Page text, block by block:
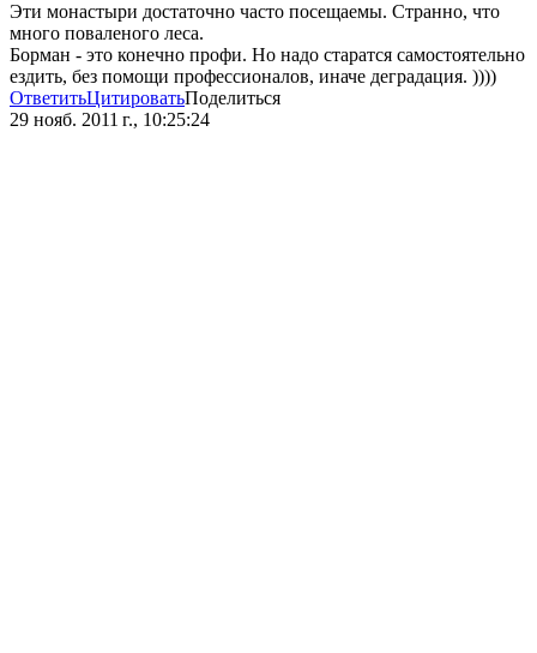
Эти монастыри достаточно часто посещаемы. Странно, что
много поваленого леса.
Борман - это конечно профи. Но надо старатся самостоятельно
ездить, без помощи профессионалов, иначе деградация. ))))
ОтветитьЦитироватьПоделиться
29 нояб. 2011 г., 10:25:24